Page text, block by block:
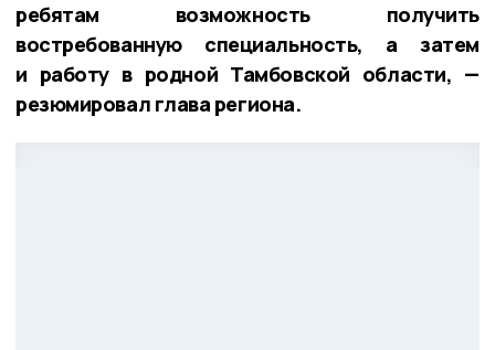
ребятам возможность получить
востребованную специальность, а затем
и работу в родной Тамбовской области, —
резюмировал глава региона.